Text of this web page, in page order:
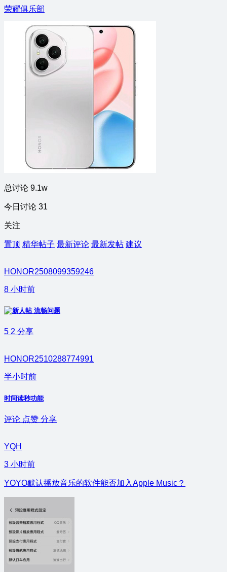
荣耀俱乐部
总讨论 9.1w
今日讨论 31
关注
置顶 精华帖子 最新评论 最新发帖 建议
HONOR2508099359246
8 小时前
流畅问题
5 2 分享
HONOR2510288774991
半小时前
时间读秒功能
评论 点赞 分享
YQH
3 小时前
YOYO默认播放音乐的软件能否加入Apple Music？